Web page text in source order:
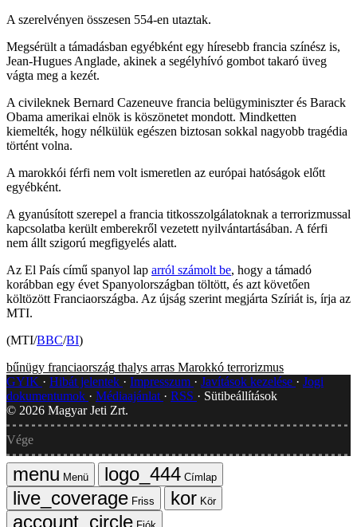
A szerelvényen összesen 554-en utaztak.
Megsérült a támadásban egyébként egy híresebb francia színész is,
Jean-Hugues Anglade, akinek a segélyhívó gombot takaró üveg
vágta meg a kezét.
A civileknek Bernard Cazeneuve francia belügyminiszter és Barack
Obama amerikai elnök is köszönetet mondott. Mindketten
kiemelték, hogy nélkülük egészen biztosan sokkal nagyobb tragédia
történt volna.
A marokkói férfi nem volt ismeretlen az európai hatóságok előtt
egyébként.
A gyanúsított szerepel a francia titkosszolgálatoknak a terrorizmussal
kapcsolatba került emberekről vezetett nyilvántartásában. A férfi
nem állt szigorú megfigyelés alatt.
Az El País című spanyol lap arról számolt be, hogy a támadó
korábban egy évet Spanyolországban töltött, és azt követően
költözött Franciaországba. Az újság szerint megjárta Szíriát is, írja az
MTI.
(MTI/BBC/BI)
bűnügy franciaország thalys arras Marokkó terrorizmus
GYIK
Hibát jelentek Impresszum Javítások kezelése
Jogi
dokumentumok
Médiaajánlat RSS
Sütibeállítások
© 2026 Magyar Jeti Zrt.
Vége
Menü
Címlap
Friss
Kör